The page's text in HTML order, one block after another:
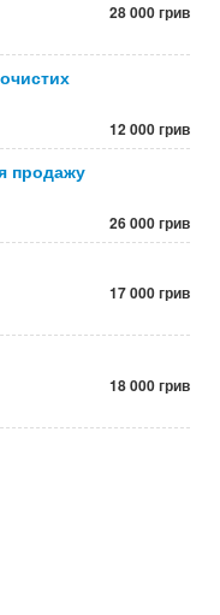
28 000 грив
12 000 грив
продажу
26 000 грив
17 000 грив
18 000 грив